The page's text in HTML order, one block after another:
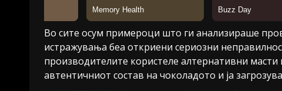
Во сите осум примероци што ги анализираше
истражувања беа откриени сериозни
производителите користеле алтернативни
автентичниот состав на чоколадото и ја